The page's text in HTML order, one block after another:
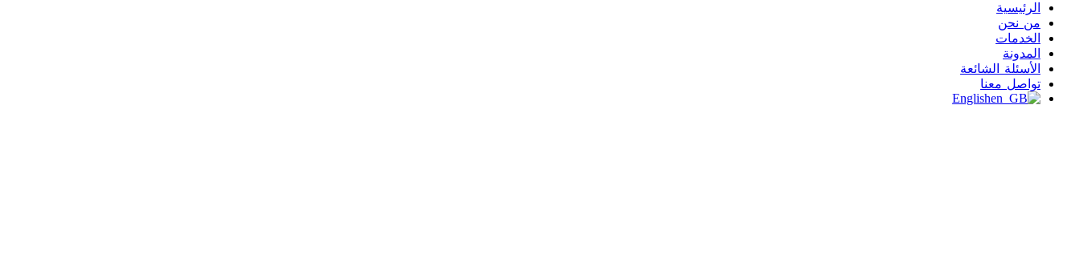
الرئيسية
من نحن
الخدمات
المدونة
الأسئلة الشائعة
تواصل معنا
English